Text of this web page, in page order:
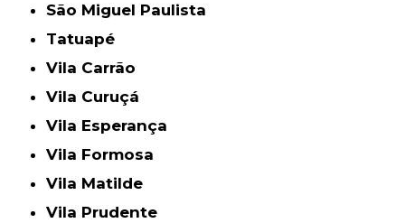
São Miguel Paulista
Tatuapé
Vila Carrão
Vila Curuçá
Vila Esperança
Vila Formosa
Vila Matilde
Vila Prudente